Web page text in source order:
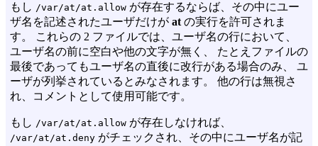
もし /var/at/at.allow が存在するならば、その中にユー
ザ名を記述されたユーザだけが at の実行を許可されま
す。 これらの 2 ファイルでは、ユーザ名の行において、
ユーザ名の前に空白や他の文字が無く、 たとえファイルの
最後であってもユーザ名の直後に改行がある場合のみ、 ユ
ーザが列挙されているとみなされます。 他の行は無視さ
れ、コメントとして使用可能です。
もし /var/at/at.allow が存在しなければ、
/var/at/at.deny がチェックされ、その中にユーザ名が記